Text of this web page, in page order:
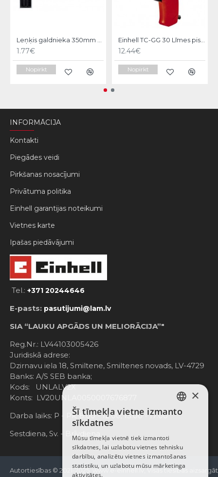
Leņķis galdnieka 350mm Vorel
1.77€
Nopirkt
Einhell TC-GG 30 Līmes pistole
12.44€
Nopirkt
INFORMĀCIJA
Kontakti
Piegādes veidi
Pirkšanas nosacījumi
Privātuma politika
Einhell garantijas noteikumi
Vietnes karte
Ipašas piedāvājumi
Tel.: +371 20244646
E-pasts: pasutijumi@lam.lv
SIA “LAUKU APGĀDS UN MELIORĀCIJA”"
Reg.Nr.: LV44103005426
Juridiskā adrese:
Dzirnavu iela 18, Smiltene, Smiltenes novads, LV-4729
Banks: A/S SEB banka;
Kods: UNLALV2X
Konts: LV20UNLA0050007676877
Darba laiks: P - Pk. 8:00 - 12:00; 13:00 - 17:00
Sestdiena, Sv. - Brīvdiena
Autortiesības © 2021-2025, www.e-einhell.lv, Visas tiesības
LATVIAN
ENGLISH
×
Šī tīmekļa vietne izmanto
sīkdatnes
Mūsu tīmekļa vietnē tiek izmantoti
sīkdatnes, lai uzlabotu vietnes tehnisku
darbību, analizētu vietnes izmantošanas
statistiku, un uzlabotu mūsu mārketinga
aktivitātes.